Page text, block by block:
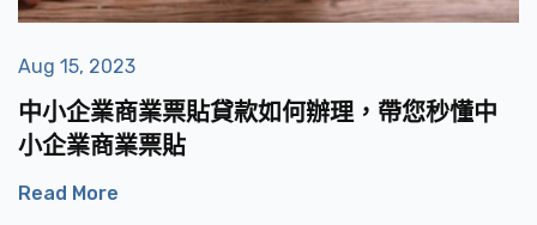
Aug 15, 2023
中小企業商業票貼貸款如何辦理，帶您秒懂中
小企業商業票貼
Read More